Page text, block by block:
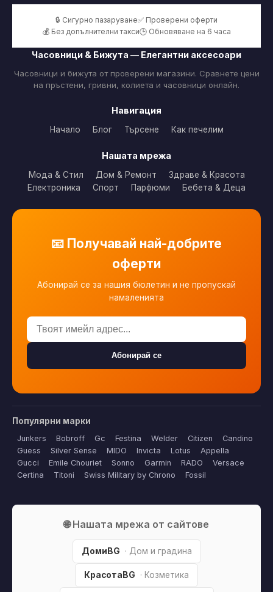
🔒 Сигурно пазаруване✅ Проверени оферти
💰 Без допълнителни такси🕒 Обновяване на 6 часа
Часовници & Бижута — Елегантни аксесоари
Часовници и бижута от проверени магазини. Сравнете цени
на пръстени, гривни, колиета и часовници онлайн.
Навигация
Начало Блог Търсене Как печелим
Нашата мрежа
Мода & Стил Дом & Ремонт
Здраве & Красота
Електроника
Спорт Парфюми Бебета & Деца
📧 Получавай най-добрите
оферти
Абонирай се за нашия бюлетин и не пропускай
намаленията
Абонирай се
Популярни марки
Junkers Bobroff Gc Festina Welder Citizen
Candino
Guess
Silver Sense MIDO Invicta Lotus
Appella
Gucci
Emile Chouriet Sonno Garmin RADO
Versace
Certina
Titoni Swiss Military by Chrono Fossil
🌐 Нашата мрежа от сайтове
ДомиBG · Дом и градина
КрасотаBG · Козметика